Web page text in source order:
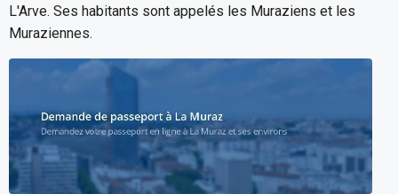
L'Arve. Ses habitants sont appelés les Muraziens et les
Muraziennes.